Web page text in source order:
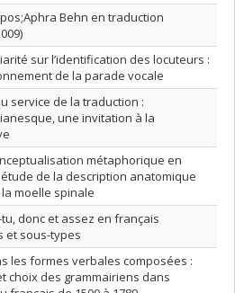
Behn en traduction
sur l’identification des locuteurs :
de la parade vocale
service de la traduction :
une invitation à la
métaphorique en
de la description anatomique
moelle spinale
donc et assez en français
et sous-types
les formes verbales composées :
choix des grammairiens dans